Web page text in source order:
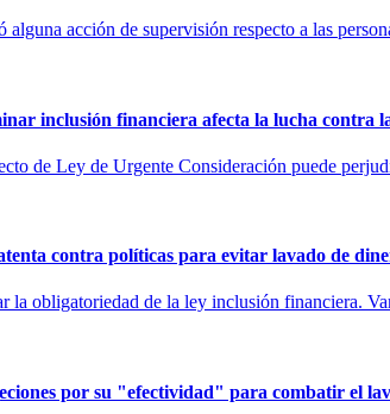
alguna acción de supervisión respecto a las
inclusión financiera afecta la lucha contra
de Ley de Urgente Consideración puede
contra políticas para evitar lavado de
la obligatoriedad de la ley inclusión financiera.
por su "efectividad" para combatir el